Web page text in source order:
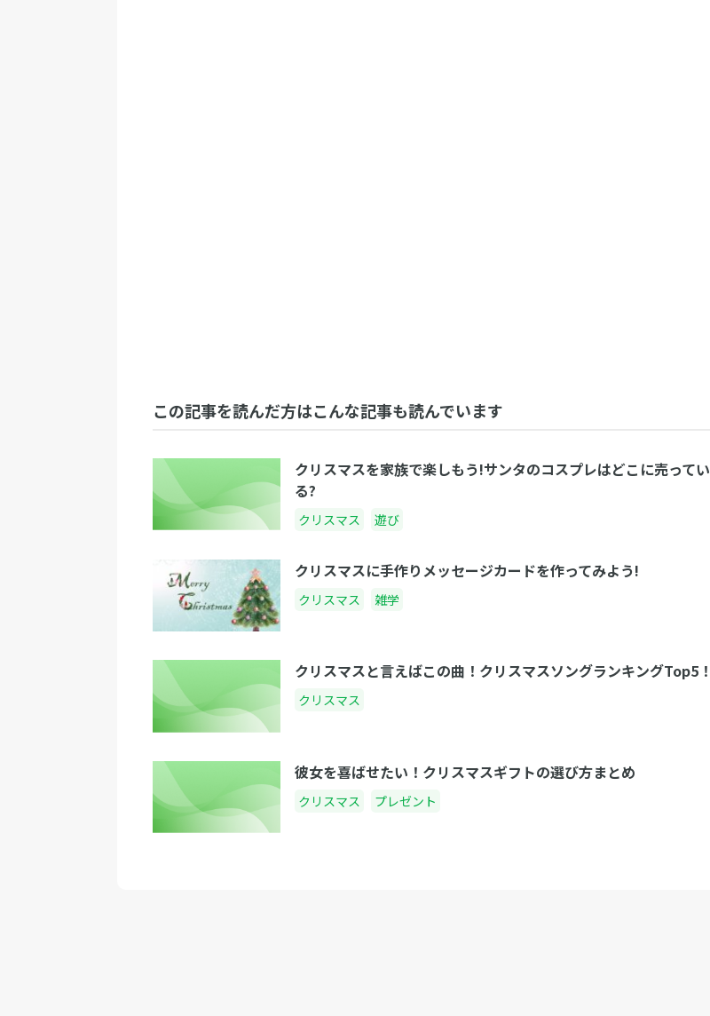
この記事を読んだ方はこんな記事も読んでいます
クリスマスを家族で楽しもう!サンタのコスプレはどこに売ってい
る?
クリスマス 遊び
クリスマスに手作りメッセージカードを作ってみよう!
クリスマス 雑学
クリスマスと言えばこの曲！クリスマスソングランキングTop5！
クリスマス
彼女を喜ばせたい！クリスマスギフトの選び方まとめ
クリスマス プレゼント